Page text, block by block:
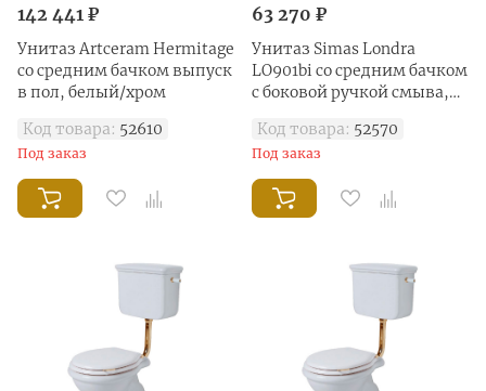
142 441 ₽
Унитаз Artceram Hermitage
со средним бачком выпуск
в пол, белый/хром
Код товара: 52610
Под заказ
63 270 ₽
Унитаз Simas Londra
LO901bi со средним бачком
с боковой ручкой смыва,
Код товара: 52570
Под заказ